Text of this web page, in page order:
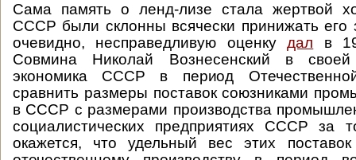
Сама память о ленд-лизе стала жертвой
СССР были склонны всячески принижать его
очевидно, несправедливую оценкудал в
Совмина Николай Вознесенский в
экономика СССР в период
сравнить размеры поставок союзниками
в СССР с размерами производства
социалистических предприятиях СССР за
окажется, что удельный вес этих